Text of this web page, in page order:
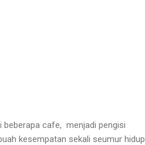
beberapa cafe, menjadi pengisi
kesempatan sekali seumur hidup